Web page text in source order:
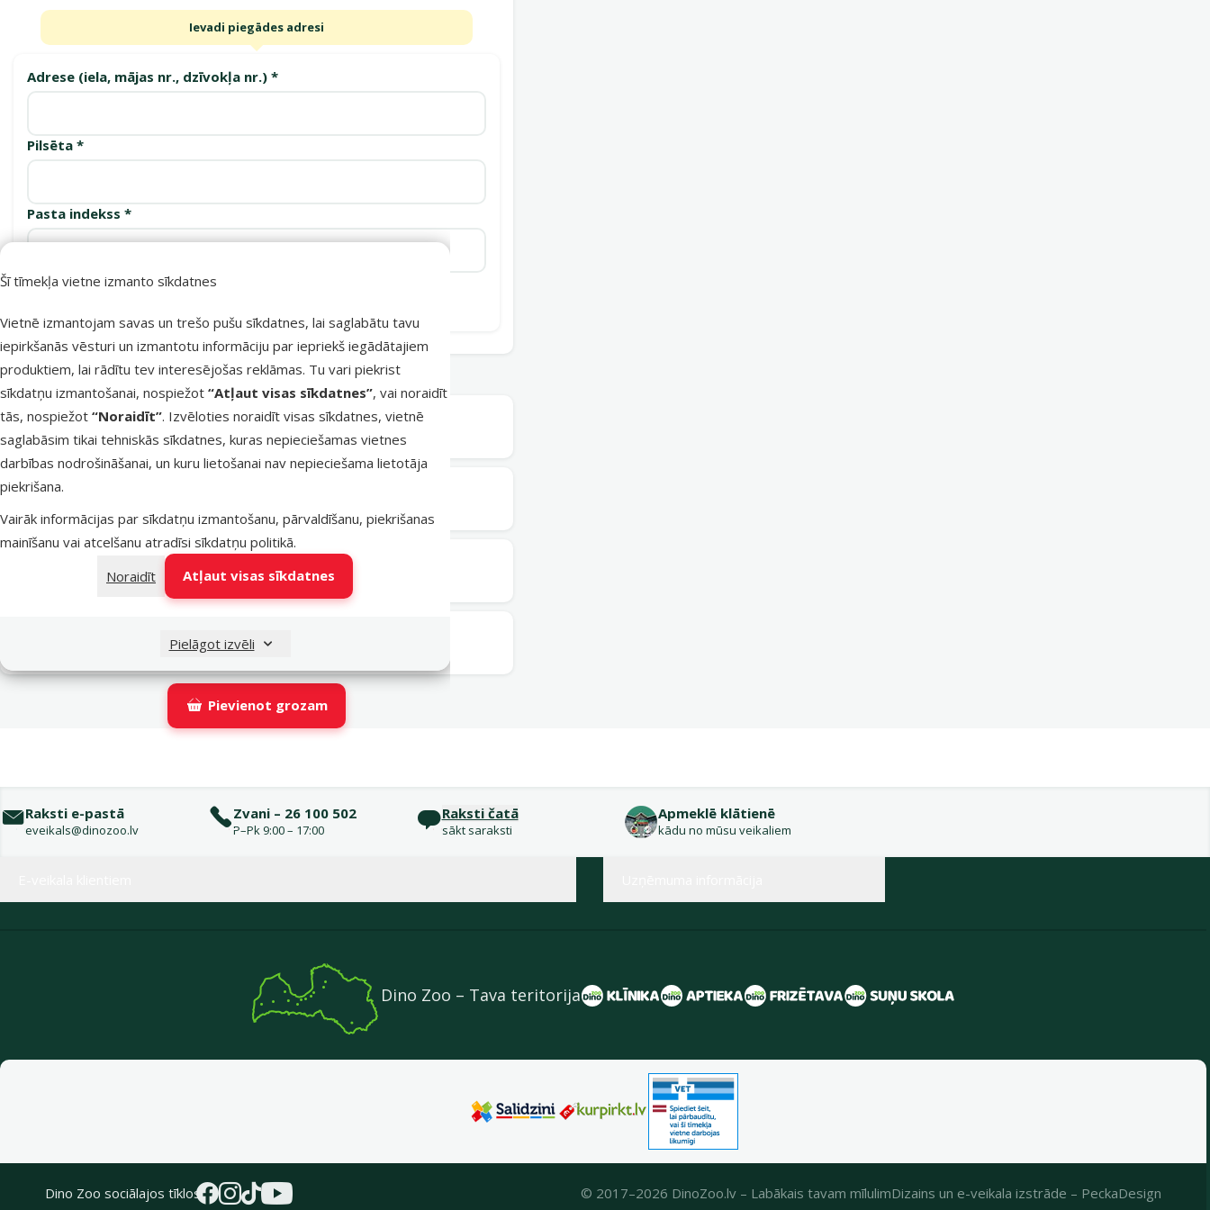
Šī tīmekļa vietne izmanto sīkdatnes
Vietnē izmantojam savas un trešo pušu sīkdatnes, lai saglabātu tavu
iepirkšanās vēsturi un izmantotu informāciju par iepriekš iegādātajiem
produktiem, lai rādītu tev interesējošas reklāmas. Tu vari piekrist
sīkdatņu izmantošanai, nospiežot “Atļaut visas sīkdatnes”, vai noraidīt
tās, nospiežot “Noraidīt”. Izvēloties noraidīt visas sīkdatnes, vietnē
saglabāsim tikai tehniskās sīkdatnes, kuras nepieciešamas vietnes
darbības nodrošināšanai, un kuru lietošanai nav nepieciešama lietotāja
piekrišana.
Vairāk informācijas par sīkdatņu izmantošanu, pārvaldīšanu, piekrišanas
mainīšanu vai atcelšanu atradīsi sīkdatņu politikā.
Noraidīt
Atļaut visas sīkdatnes
Pielāgot izvēli
Ievadi piegādes adresi
Adrese (iela, mājas nr., dzīvokļa nr.) *
Pilsēta *
Pasta indekss *
Saņemšanas punkti
Latvijas Pasts pakomāti trešdien
OMNIVA pakomāti
Pievienot grozam
Raksti e-pastā
eveikals@dinozoo.lv
Zvani – 26 100 502
P–Pk 9:00 – 17:00
Raksti čatā
sākt saraksti
Apmeklē klātienē
kādu no mūsu veikaliem
Dino Zoo – Tava teritorija
Dino Zoo sociālajos tīklos © 2017–2026 DinoZoo.lv – Labākais tavam mīlulimDizains un e-veikala izstrāde – PeckaDesign